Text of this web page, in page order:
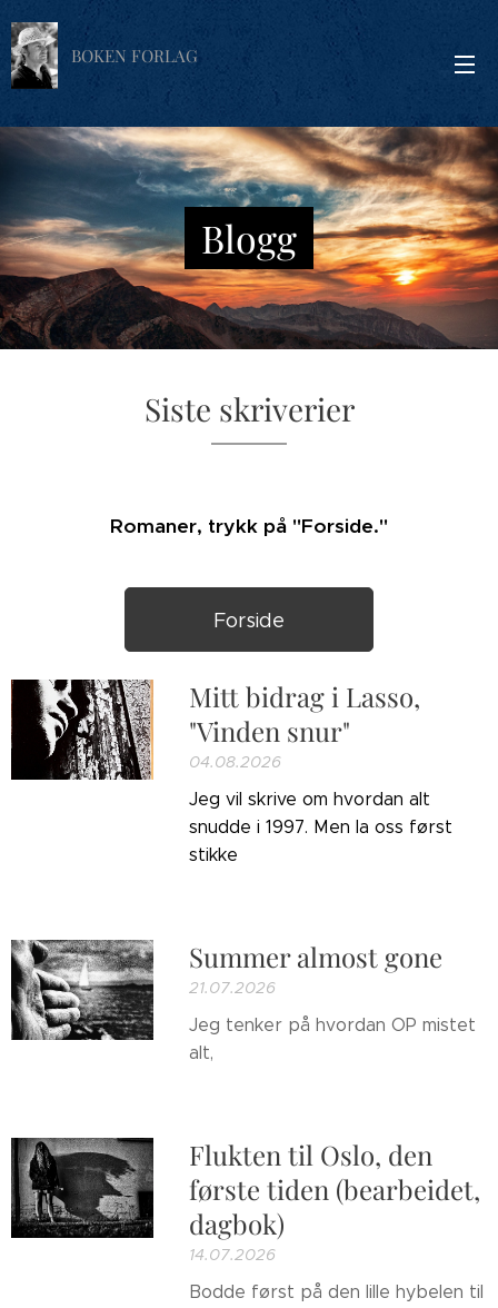
BOKEN FORLAG
Blogg
Siste skriverier
Romaner, trykk på "Forside."
Forside
Mitt bidrag i Lasso,
"Vinden snur"
04.08.2026
Jeg vil skrive om hvordan alt
snudde i 1997. Men la oss først
stikke
Summer almost gone
21.07.2026
Jeg tenker på hvordan OP mistet
alt,
Flukten til Oslo, den
første tiden (bearbeidet,
dagbok)
14.07.2026
Bodde først på den lille hybelen til